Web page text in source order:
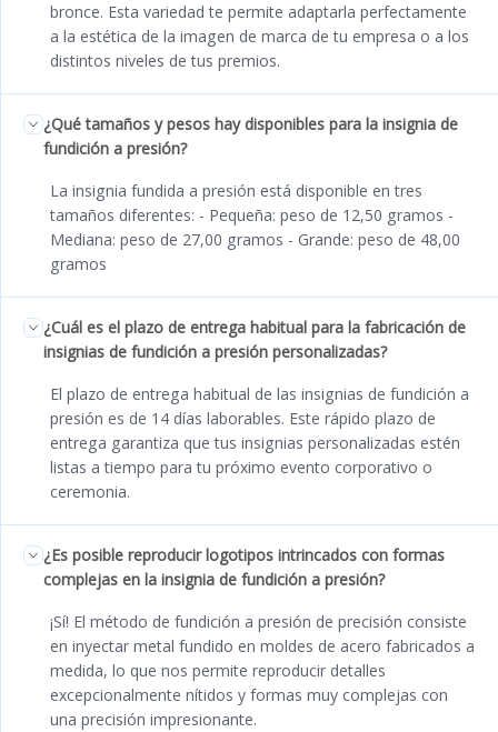
bronce. Esta variedad te permite adaptarla perfectamente
a la estética de la imagen de marca de tu empresa o a los
distintos niveles de tus premios.
¿Qué tamaños y pesos hay disponibles para la insignia de
fundición a presión?
La insignia fundida a presión está disponible en tres
tamaños diferentes: - Pequeña: peso de 12,50 gramos -
Mediana: peso de 27,00 gramos - Grande: peso de 48,00
gramos
¿Cuál es el plazo de entrega habitual para la fabricación de
insignias de fundición a presión personalizadas?
El plazo de entrega habitual de las insignias de fundición a
presión es de 14 días laborables. Este rápido plazo de
entrega garantiza que tus insignias personalizadas estén
listas a tiempo para tu próximo evento corporativo o
ceremonia.
¿Es posible reproducir logotipos intrincados con formas
complejas en la insignia de fundición a presión?
¡Sí! El método de fundición a presión de precisión consiste
en inyectar metal fundido en moldes de acero fabricados a
medida, lo que nos permite reproducir detalles
excepcionalmente nítidos y formas muy complejas con
una precisión impresionante.